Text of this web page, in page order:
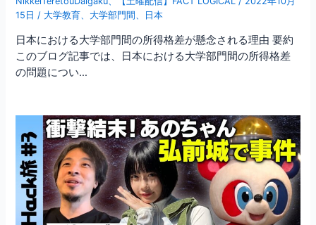
15日 / 大学教育 大学部門間 日本
日本における大学部門間の所得格差が懸念される理由 要約
このブログ記事では、日本における大学部門間の所得格差
の問題につい…